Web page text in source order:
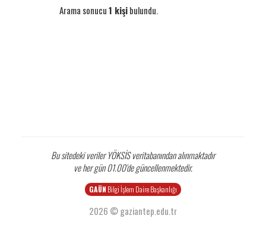
Arama sonucu1 kişibulundu.
Bu sitedeki veriler YÖKSİS veritabanından alınmaktadır
ve her gün 01.00'de güncellenmektedir.
GAÜN Bilgi İşlem Daire Başkanlığı
2026 © gaziantep.edu.tr